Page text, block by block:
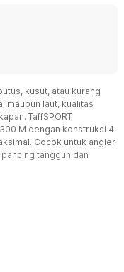
kusut, atau kurang
maupun laut, kualitas
TaffSPORT
M dengan konstruksi 4
Cocok untuk angler
tangguh dan
saat tarikan